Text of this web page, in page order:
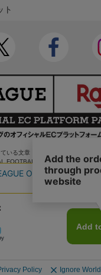
ト
いる文章・画像等の無断での複製・
FOOTBALL LEAGUE Rakuten
SERVED.